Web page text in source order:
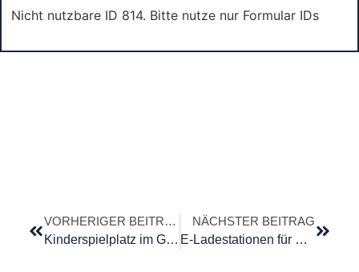
Nicht nutzbare ID 814. Bitte nutze nur Formular IDs
VORHERIGER BEITRAG
Kinderspielplatz im Gemeinschaftseigentum – Haftung und Vorschriften
NÄCHSTER BEITRAG
E-Ladestationen für E-Autos im Gemeinschafts- oder Sondereigentum